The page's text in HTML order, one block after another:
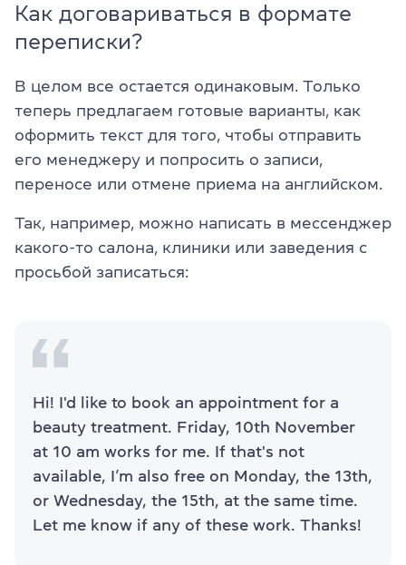
Как договариваться в формате
переписки?
В целом все остается одинаковым. Только
теперь предлагаем готовые варианты, как
оформить текст для того, чтобы отправить
его менеджеру и попросить о записи,
переносе или отмене приема на английском.
Так, например, можно написать в мессенджер
какого-то салона, клиники или заведения с
просьбой записаться:
Hi! I'd like to book an appointment for a
beauty treatment. Friday, 10th November
at 10 am works for me. If that's not
available, I’m also free on Monday, the 13th,
or Wednesday, the 15th, at the same time.
Let me know if any of these work. Thanks!